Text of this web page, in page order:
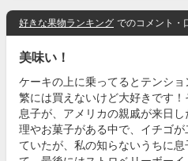
好きな果物ランキング でのコメント・
美味い！
ケーキの上に乗ってるとテンシ
繁には買えないけど大好きです
息子が、アメリカの親戚が来日
理やお菓子がある中で、イチゴ
ていたが、私の知らないうちに